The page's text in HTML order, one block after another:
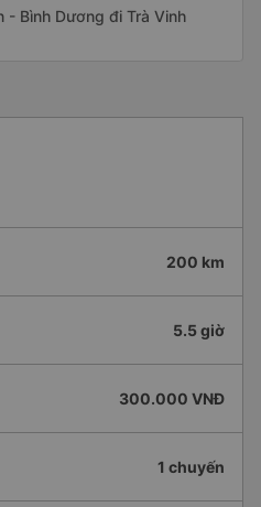
- Bình Dương đi Trà Vinh
200 km
5.5 giờ
300.000 VNĐ
1 chuyến